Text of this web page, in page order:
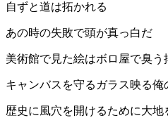
自ずと道は拓かれる
あの時の失敗で頭が真っ白だ
美術館で見た絵はボロ屋で臭う
キャンバスを守るガラス映る俺
歴史に風穴を開けるために大地